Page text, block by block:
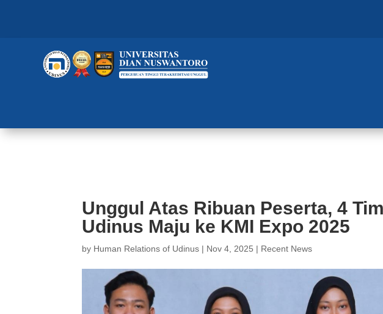
Unggul Atas Ribuan Peserta, 4
Udinus Maju ke KMI Expo 2025
by Human Relations of Udinus | Nov 4, 2025 | Recent News